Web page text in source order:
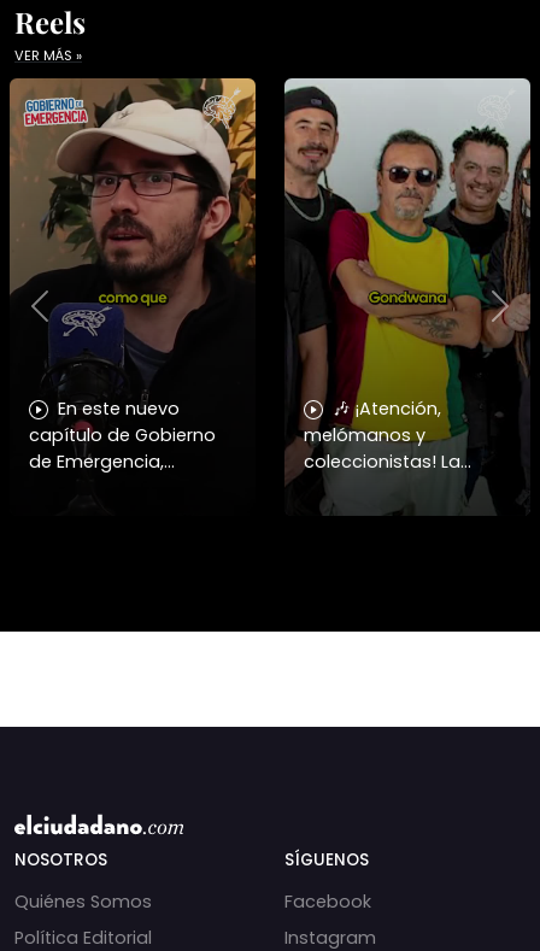
Reels
VER MÁS »
En este nuevo
capítulo de Gobierno
de Emergencia,
🎶 ¡Atención,
melómanos y
coleccionistas! La
cultura del formato
físico se apodera del
Previous
NOSOTROS
Quiénes Somos
Política Editorial
SÍGUENOS
Facebook
Instagram